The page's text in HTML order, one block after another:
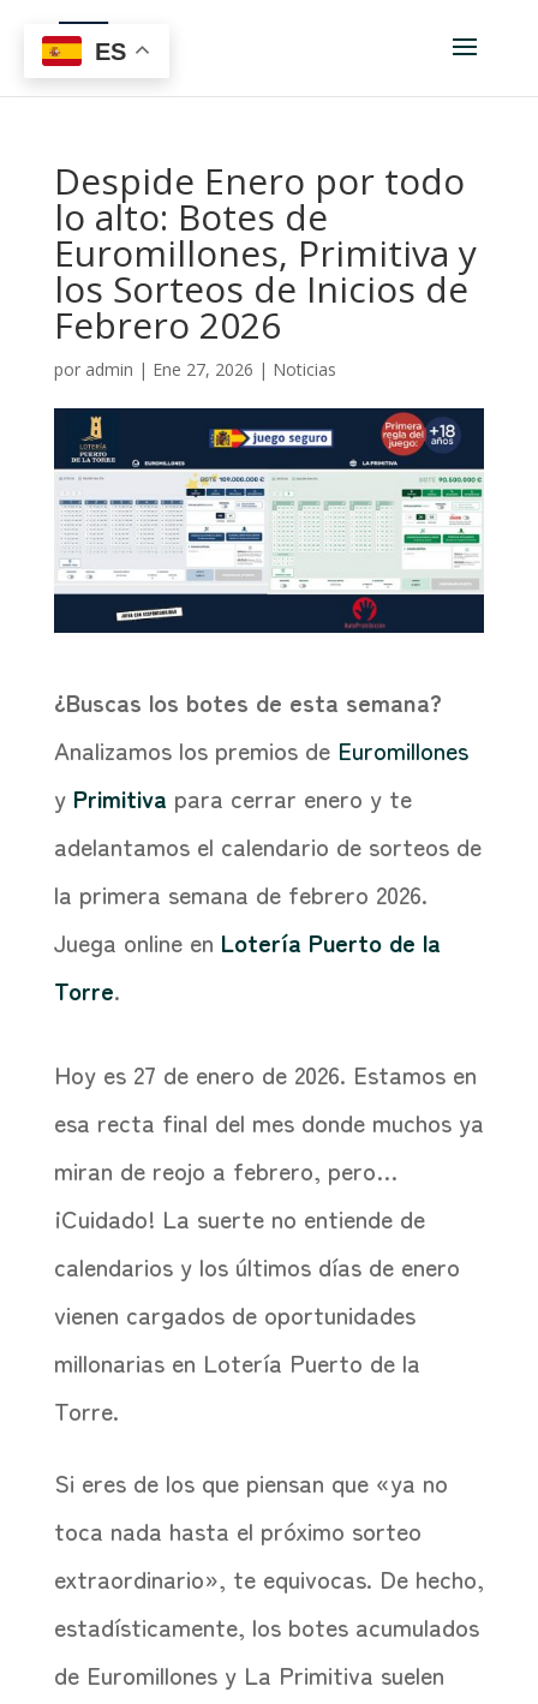
Despide Enero por todo
lo alto: Botes de
Euromillones, Primitiva y
los Sorteos de Inicios de
Febrero 2026
por admin | Ene 27, 2026 | Noticias
¿Buscas los botes de esta semana?
Analizamos los premios de Euromillones
y Primitiva para cerrar enero y te
adelantamos el calendario de sorteos de
la primera semana de febrero 2026.
Juega online en Lotería Puerto de la
Torre.
Hoy es 27 de enero de 2026. Estamos en
esa recta final del mes donde muchos ya
miran de reojo a febrero, pero…
¡Cuidado! La suerte no entiende de
calendarios y los últimos días de enero
vienen cargados de oportunidades
millonarias en Lotería Puerto de la
Torre.
Si eres de los que piensan que «ya no
toca nada hasta el próximo sorteo
extraordinario», te equivocas. De hecho,
estadísticamente, los botes acumulados
de Euromillones y La Primitiva suelen
ES